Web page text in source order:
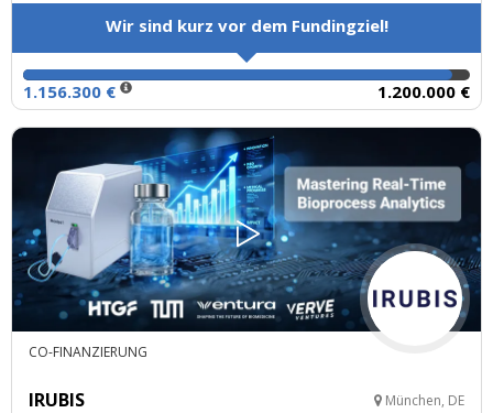
Wir sind kurz vor dem Fundingziel!
1.156.300 € 1.200.000 €
CO-FINANZIERUNG
IRUBIS München, DE